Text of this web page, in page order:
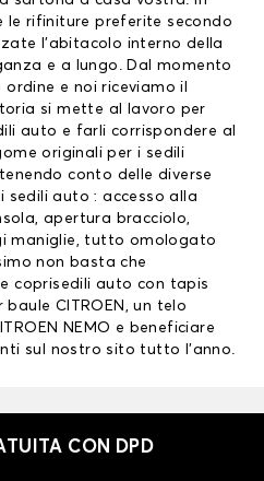
rifiniture preferite secondo
l’abitacolo interno della
e a lungo. Dal momento
e noi riceviamo il
si mette al lavoro per
auto e farli corrispondere al
originali per i sedili
conto delle diverse
sedili auto : accesso alla
apertura bracciolo,
maniglie, tutto omologato
non basta che
coprisedili auto con tapis
CITROEN , un telo
NEMO e beneficiare
sul nostro sito tutto l’anno.
CON DPD